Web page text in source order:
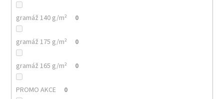
gramáž 140 g/m² 0
gramáž 175 g/m² 0
gramáž 165 g/m² 0
PROMO AKCE 0